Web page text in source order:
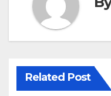
Related Post